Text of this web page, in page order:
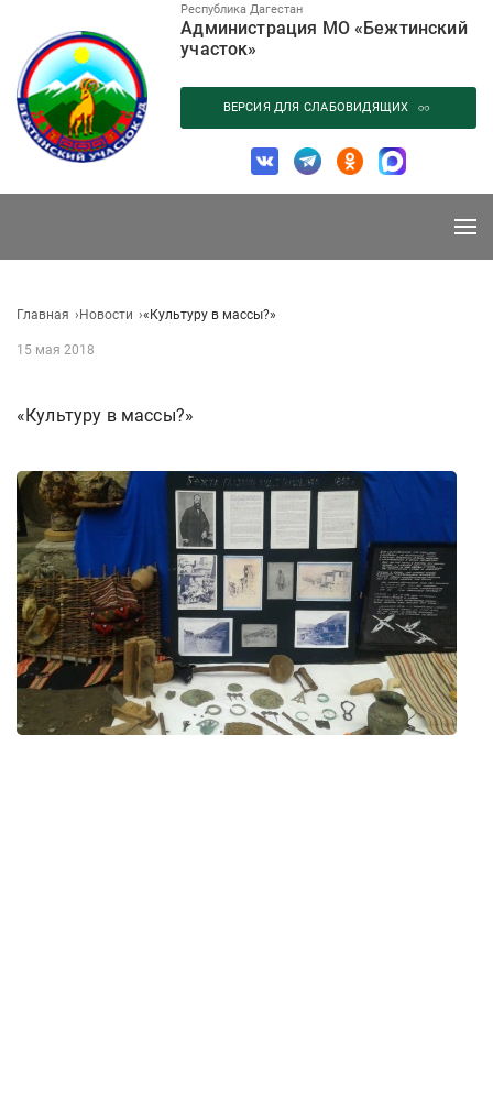
содержанию
Республика Дагестан
Администрация МО «Бежтинский
участок»
ВЕРСИЯ ДЛЯ СЛАБОВИДЯЩИХ
Главная Новости «Культуру в массы?»
15 мая 2018
«Культуру в массы?»